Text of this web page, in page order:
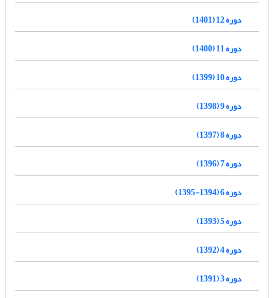
دوره 12 (1401)
دوره 11 (1400)
دوره 10 (1399)
دوره 9 (1398)
دوره 8 (1397)
دوره 7 (1396)
دوره 6 (1394-1395)
دوره 5 (1393)
دوره 4 (1392)
دوره 3 (1391)